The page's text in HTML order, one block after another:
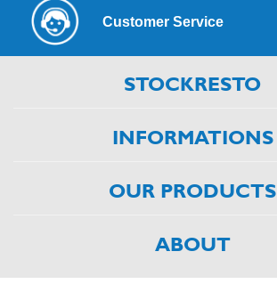
Customer Service
STOCKRESTO
INFORMATIONS
OUR PRODUCTS
ABOUT